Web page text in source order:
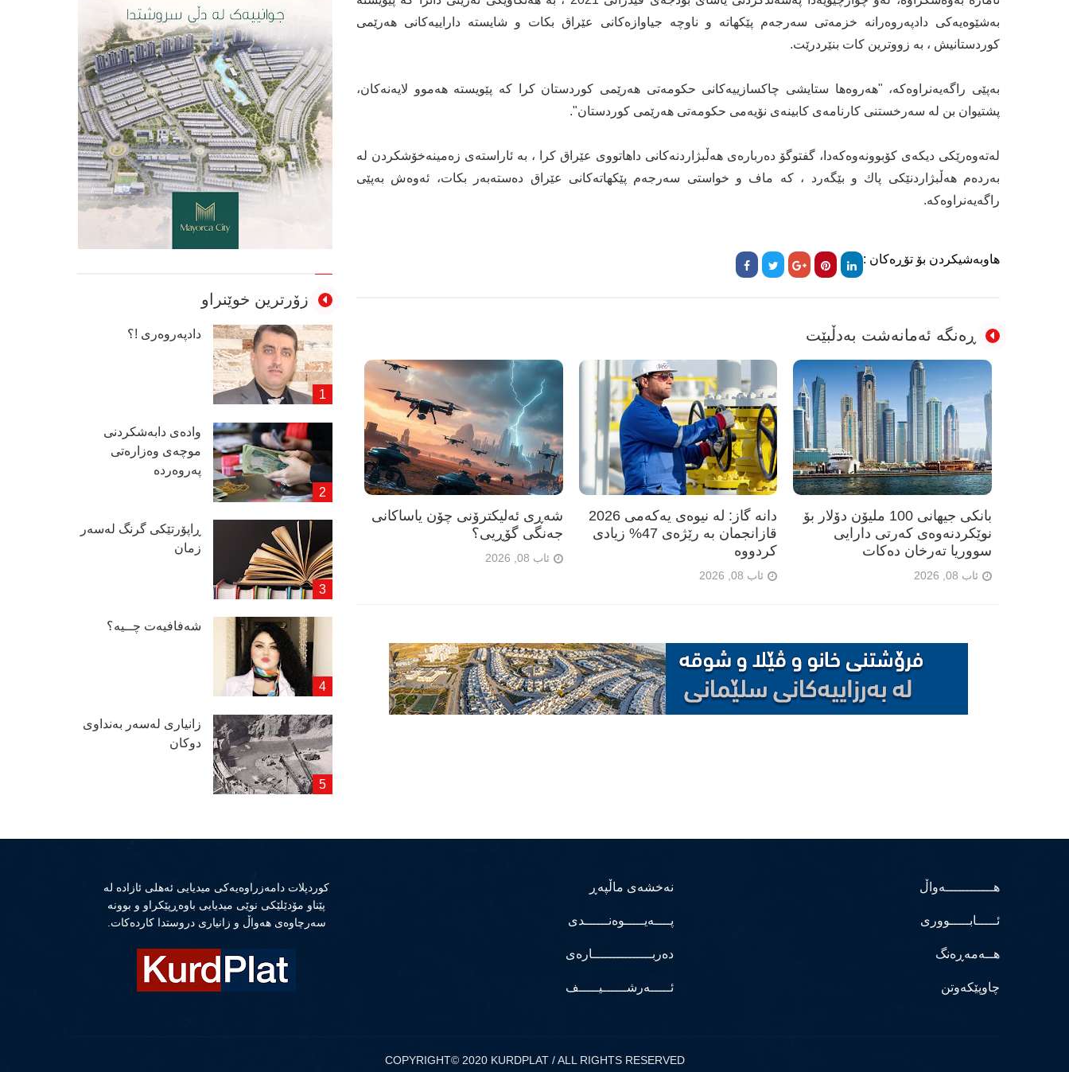
بەشێوەیەكی دادپەروەرانە خزمەتی سەرجەم پێكهاتە و ناوچە جیاوازەكانی عێراق بكات و شایستە داراییەکانی هەرێمی
کوردستانیش ، بە زووترین کات بنێردرێت.
بەپێی راگەیەنراوەکە، "هەروەها ستایشی چاکسازییەکانی حکومەتی هەرێمی کوردستان کرا کە پێویستە هەموو لایەنەکان،
پشتیوان بن لە سەرخستنی کارنامەی کابینەی نۆیەمی حکومەتی هەرێمی کوردستان".
لەتەوەرێكی دیکەی كۆبوونەوەكەدا، گفتوگۆ دەربارەی هەڵبژاردنەکانی داهاتووی عێراق کرا ، بە ئاراستەی زەمینەخۆشكردن لە
بەردەم هەڵبژاردنێكی پاك و بێگەرد ، كە ماف و خواستی سەرجەم پێكهاتەكانی عێراق دەستەبەر بكات، ئەوەش بەپێی
راگەیەنراوەکە.
هاوبەشیکردن بۆ تۆڕەکان :
ڕەنگە ئەمانەشت بەدڵبێت
شەڕی ئەلیکترۆنی چۆن یاساکانی
جەنگی گۆڕیی؟
ئاب 08, 2026
دانە گاز: لە نیوەی یەکەمی 2026
قازانجمان بە رێژەی 47% زیادی
کردووە
ئاب 08, 2026
بانکی جیهانی 100 ملیۆن دۆلار بۆ
نوێکردنەوەی کەرتی دارایی
سووریا تەرخان دەکات
ئاب 08, 2026
زۆرترین خوێنراو
دادپەروەری !؟
وادەی دابەشكردنی
موچەی وەزارەتی
پەروەردە
ڕاپۆرتێكی گرنگ لەسەر
زمان
شەفافیەت چــیە؟
زانیاری لەسەر بەنداوی
دوكان
هــــــــــــەواڵ
ئـــــابـــــووری
هــەمەڕەنگ
چاوپێکەوتن
نەخشەی ماڵپەڕ
پــــەیـــــوەنــــــدی
دەربـــــــــــــــارەی
ئـــــەرشــــــیـــــف
كوردپلات دامەزراوەیەكی میدیایی ئەهلی ئازادە لە
پێناو مۆدێلێكی نوێی میدیایی باوەڕپێكراو و بوونە
سەرچاوەی هەواڵ و زانیاری دروستدا كاردەكات.
COPYRIGHT© 2020 KURDPLAT / ALL RIGHTS RESERVED